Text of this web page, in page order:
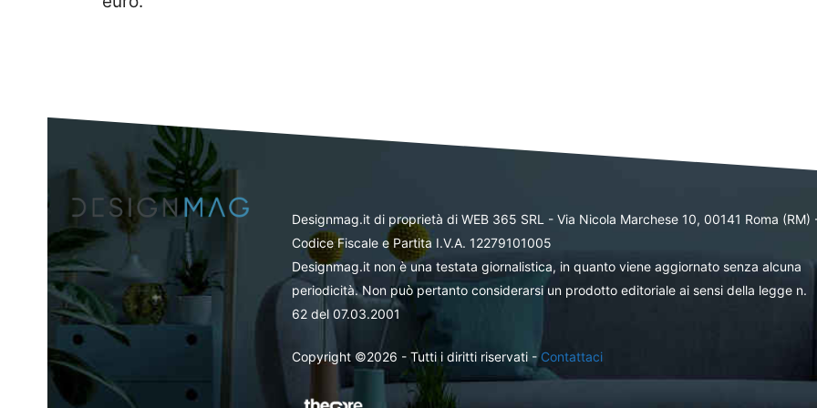
Designmag.it di proprietà di WEB 365 SRL - Via Nicola Marchese 10, 00141 Roma (RM)
Codice Fiscale e Partita I.V.A. 12279101005
Designmag.it non è una testata giornalistica, in quanto viene aggiornato senza alcuna
periodicità. Non può pertanto considerarsi un prodotto editoriale ai sensi della legge n.
62 del 07.03.2001
Copyright ©2026 - Tutti i diritti riservati -Contattaci